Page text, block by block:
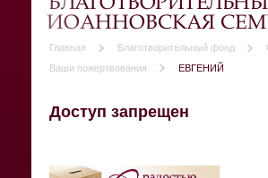
ИОАННОВСКАЯ
Главная Благотворительный фонд
Ваши пожертвования
ЕВГЕНИЙ
Доступ запрещен